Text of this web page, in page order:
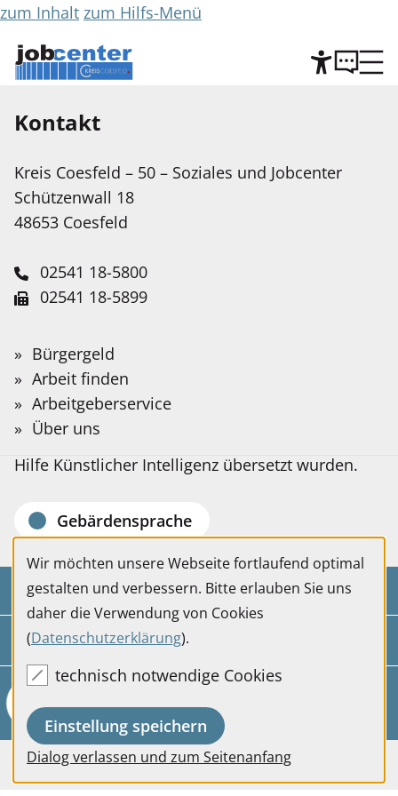
zum Inhalt zum Hilfs-Menü
Service-Portal
Veranstaltungen
Ergebnis
Ihrer
Filtereinstellung
Es liegen derzeit keine Veranstaltungen vor.
Kontakt
Service
Externe Angebote
Hilfe
Leichte Sprache
Wir stellen Inhalte unserer Web-Seite in Leichter
Hilfe Künstlicher Intelligenz weiter ausgebaut.
Gebärdensprache
Auf der folgenden Seite stellen wir Informationen
in Deutscher Gebärdensprache bereit, die mit
Hilfe Künstlicher Intelligenz übersetzt wurden.
Gebärdensprache
Kontakt
Kreis Coesfeld – 50 – Soziales und Jobcenter
Schützenwall 18
48653 Coesfeld
02541 18-5800
02541 18-5899
jobcenter@kreis-coesfeld.de
Kontaktformular
Suche
Wonach
suchen
Sie?
Bitte
eingeben.
Bürgergeld
Arbeit finden
Arbeitgeberservice
Über uns
Wir möchten unsere Webseite fortlaufend optimal
gestalten und verbessern. Bitte erlauben Sie uns
daher die Verwendung von Cookies
(Datenschutzerklärung).
technisch notwendige Cookies
Einstellung speichern
Dialog verlassen und zum Seitenanfang